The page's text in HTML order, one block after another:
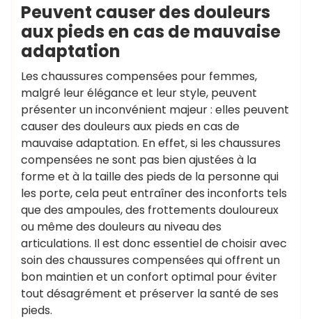
Peuvent causer des douleurs
aux pieds en cas de mauvaise
adaptation
Les chaussures compensées pour femmes,
malgré leur élégance et leur style, peuvent
présenter un inconvénient majeur : elles peuvent
causer des douleurs aux pieds en cas de
mauvaise adaptation. En effet, si les chaussures
compensées ne sont pas bien ajustées à la
forme et à la taille des pieds de la personne qui
les porte, cela peut entraîner des inconforts tels
que des ampoules, des frottements douloureux
ou même des douleurs au niveau des
articulations. Il est donc essentiel de choisir avec
soin des chaussures compensées qui offrent un
bon maintien et un confort optimal pour éviter
tout désagrément et préserver la santé de ses
pieds.